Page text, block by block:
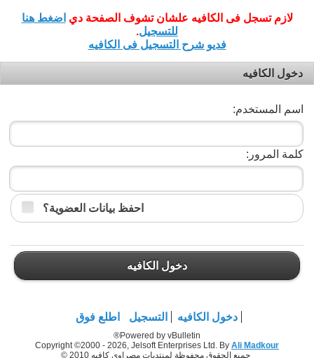
لازم تسجل فى الكافيه علشان تشوف الصفحة دي اضغط هنا
للتسجيل.
فديو شرح التسجيل فى الكافيه
دخول الكافيه
اسم المستخدم:
كلمة المرور:
احفظ بيانات العضوية؟
دخول الكافيه
دخول الكافيه التسجيل اطلع فوق
Powered by vBulletin®
Copyright ©2000 - 2026, Jelsoft Enterprises Ltd. By Ali Madkour
جميع الحقوق محفوظة لمنتديات مصراوي كافيه 2010 ©